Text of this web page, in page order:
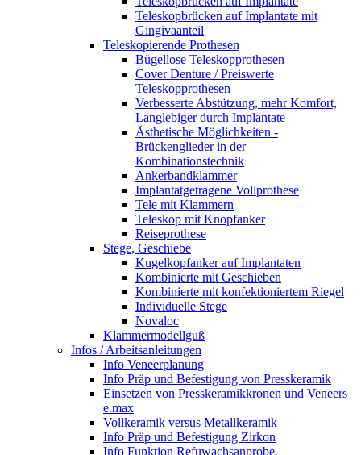
Teleskopbrücken auf Implantate mit
Gingivaanteil
Teleskopierende Prothesen
Bügellose Teleskopprothesen
Cover Denture / Preiswerte
Teleskopprothesen
Verbesserte Abstützung, mehr Komfort,
Langlebiger durch Implantate
Ästhetische Möglichkeiten -
Brückenglieder in der
Kombinationstechnik
Ankerbandklammer
Implantatgetragene Vollprothese
Tele mit Klammern
Teleskop mit Knopfanker
Reiseprothese
Stege, Geschiebe
Kugelkopfanker auf Implantaten
Kombinierte mit Geschieben
Kombinierte mit konfektioniertem Riegel
Individuelle Stege
Novaloc
Klammermodellguß
Infos / Arbeitsanleitungen
Info Veneerplanung
Info Präp und Befestigung von Presskeramik
Einsetzen von Presskeramikkronen und Veneers
e.max
Vollkeramik versus Metallkeramik
Info Präp und Befestigung Zirkon
Info Funktion Refuwachsanprobe,